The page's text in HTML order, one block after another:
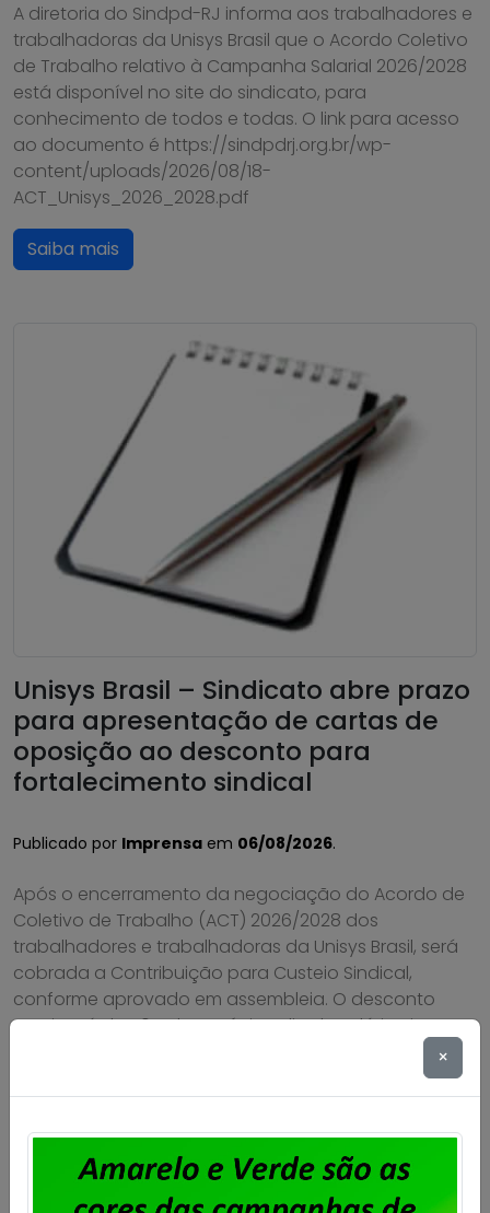
A diretoria do Sindpd-RJ informa aos trabalhadores e
trabalhadoras da Unisys Brasil que o Acordo Coletivo
de Trabalho relativo à Campanha Salarial 2026/2028
está disponível no site do sindicato, para
conhecimento de todos e todas. O link para acesso
ao documento é https://sindpdrj.org.br/wp-
content/uploads/2026/08/18-
ACT_Unisys_2026_2028.pdf
Saiba mais
Unisys Brasil – Sindicato abre prazo
para apresentação de cartas de
oposição ao desconto para
fortalecimento sindical
Publicado por Imprensa em 06/08/2026.
Após o encerramento da negociação do Acordo de
Coletivo de Trabalho (ACT) 2026/2028 dos
trabalhadores e trabalhadoras da Unisys Brasil, será
cobrada a Contribuição para Custeio Sindical,
conforme aprovado em assembleia. O desconto
previsto é de 50% de um único dia de salário vigente
Saiba mais
×